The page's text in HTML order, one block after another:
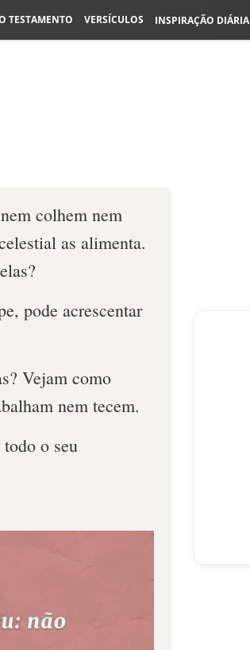
TESTAMENTO VERSÍCULOS INSPIRAÇÃO DIÁRIA
colhem nem
as alimenta.
pode acrescentar
Vejam como
nem tecem.
o seu